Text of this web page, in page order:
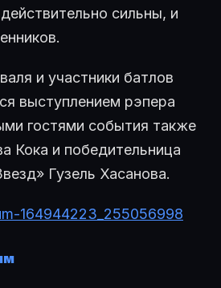
сильны, и
и участники батлов
выступлением рэпера
гостями события также
Кока и победительница
Гузель Хасанова.
164944223_255056998